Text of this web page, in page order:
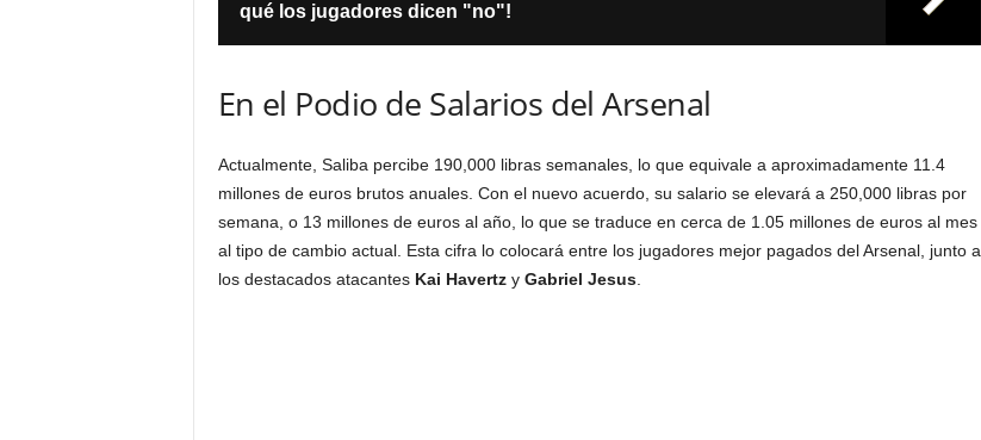
qué los jugadores dicen "no"!
En el Podio de Salarios del Arsenal
Actualmente, Saliba percibe 190,000 libras semanales, lo que equivale a aproximadamente 11.4
millones de euros brutos anuales. Con el nuevo acuerdo, su salario se elevará a 250,000 libras por
semana, o 13 millones de euros al año, lo que se traduce en cerca de 1.05 millones de euros al mes
al tipo de cambio actual. Esta cifra lo colocará entre los jugadores mejor pagados del Arsenal, junto a
los destacados atacantes Kai Havertzy Gabriel Jesus.